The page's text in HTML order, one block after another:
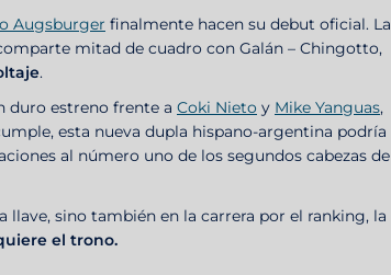
Augsburger finalmente hacen su debut oficial. La
mitad de cuadro con Galán – Chingotto,
.
duro estreno frente a Coki Nieto y Mike Yanguas,
esta nueva dupla hispano-argentina podría
al número uno de los segundos cabezas de
llave, sino también en la carrera por el ranking, la
el trono.